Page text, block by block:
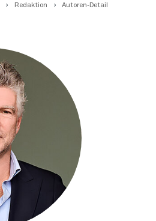
Redaktion Autoren-Detail